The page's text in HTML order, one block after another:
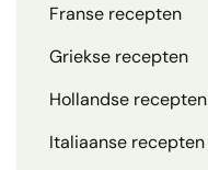
Franse recepten
Griekse recepten
Hollandse recepten
Italiaanse recepten